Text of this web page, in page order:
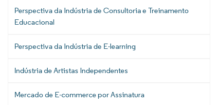
Perspectiva da Indústria de Consultoria e Treinamento
Educacional
Perspectiva da Indústria de E-learning
Indústria de Artistas Independentes
Mercado de E-commerce por Assinatura